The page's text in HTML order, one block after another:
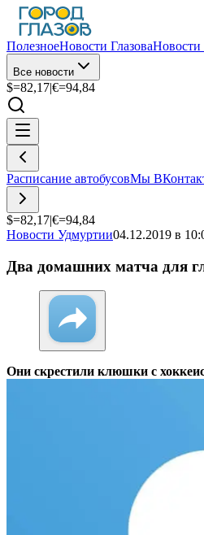
ПолезноеНовости ГлазоваНовости
Все новости
$=82,17|€=94,84
Расписание автобусовМы
$=82,17|€=94,84
Новости Удмуртии04.12.2019 в
Два домашних матча для
Они скрестили клюшки с